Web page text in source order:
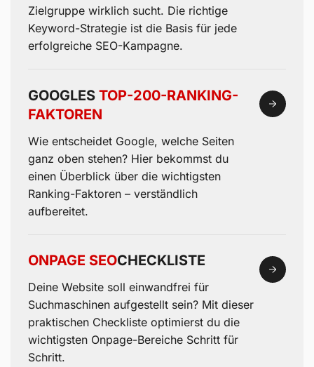
Zielgruppe wirklich sucht. Die richtige
Keyword-Strategie ist die Basis für jede
erfolgreiche SEO-Kampagne.
GOOGLES TOP-200-RANKING-
FAKTOREN
Wie entscheidet Google, welche Seiten
ganz oben stehen? Hier bekommst du
einen Überblick über die wichtigsten
Ranking-Faktoren – verständlich
aufbereitet.
ONPAGE SEOCHECKLISTE
Deine Website soll einwandfrei für
Suchmaschinen aufgestellt sein? Mit dieser
praktischen Checkliste optimierst du die
wichtigsten Onpage-Bereiche Schritt für
Schritt.